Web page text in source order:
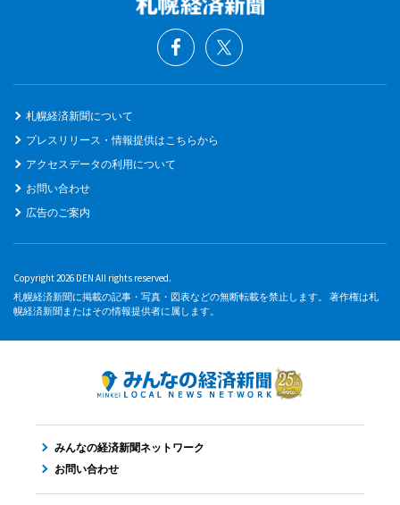
札幌経済新聞について
プレスリリース・情報提供はこちらから
アクセスデータの利用について
お問い合わせ
広告のご案内
Copyright 2026 DEN All rights reserved.
札幌経済新聞に掲載の記事・写真・図表などの無断転載を禁止します。 著作権は札
幌経済新聞またはその情報提供者に属します。
みんなの経済新聞ネットワーク
お問い合わせ